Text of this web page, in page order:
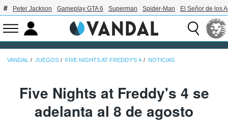
Peter Jackson Gameplay GTA 6 Superman Spider-Man El Señor de los
VANDAL JUEGOS FIVE NIGHTS AT FREDDY'S 4 NOTICIAS
Five Nights at Freddy's 4 se
adelanta al 8 de agosto